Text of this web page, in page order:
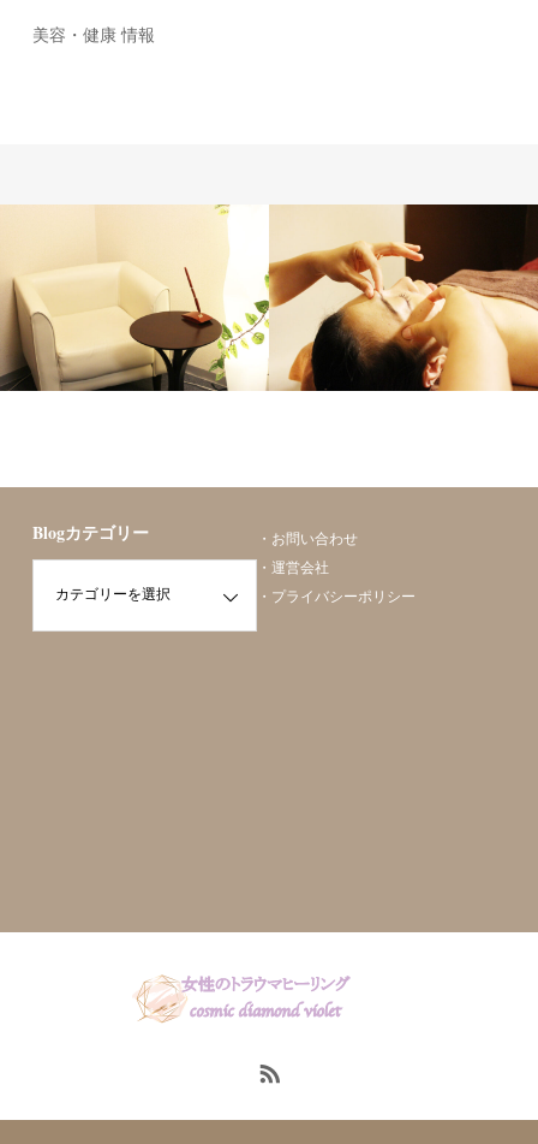
美容・健康 情報
Blogカテゴリー ・ お問い合わせ
・ 運営会社
・ プライバシーポリシー